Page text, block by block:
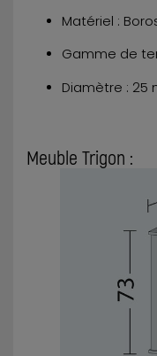
Matériel :
Gamme de
Diamètre : 25
Meuble Trigon :